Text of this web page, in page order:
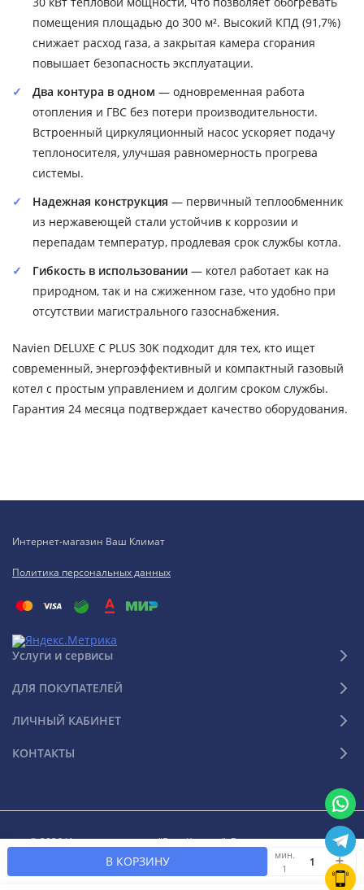
В КОРЗИНУ
мин.
1
помещения площадью до 300 м². Высокий КПД (91,7%)
снижает расход газа, а закрытая камера сгорания
повышает безопасность эксплуатации.
Два контура в одном — одновременная работа
отопления и ГВС без потери производительности.
Встроенный циркуляционный насос ускоряет подачу
теплоносителя, улучшая равномерность прогрева
системы.
Надежная конструкция — первичный теплообменник
из нержавеющей стали устойчив к коррозии и
перепадам температур, продлевая срок службы котла.
Гибкость в использовании — котел работает как на
природном, так и на сжиженном газе, что удобно при
отсутствии магистрального газоснабжения.
Navien DELUXE С PLUS 30K подходит для тех, кто ищет
современный, энергоэффективный и компактный газовый
котел с простым управлением и долгим сроком службы.
Гарантия 24 месяца подтверждает качество оборудования.
Интернет-магазин Ваш Климат
Политика персональных данных
Услуги и сервисы
ДЛЯ ПОКУПАТЕЛЕЙ
ЛИЧНЫЙ КАБИНЕТ
КОНТАКТЫ
© 2026 Интернет-магазин "Ваш Климат". Все права защищены